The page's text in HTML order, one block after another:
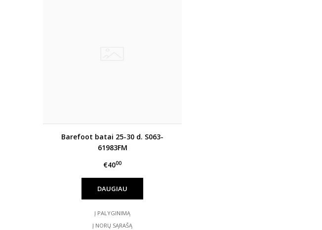
Barefoot batai 25-30 d. S063-
61983FM
€4000
DAUGIAU
Į PALYGINIMĄ
Į NORŲ SĄRAŠĄ